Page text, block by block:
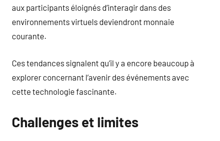
aux participants éloignés d’interagir dans des
environnements virtuels deviendront monnaie
courante.
Ces tendances signalent qu’il y a encore beaucoup à
explorer concernant l’avenir des événements avec
cette technologie fascinante.
Challenges et limites